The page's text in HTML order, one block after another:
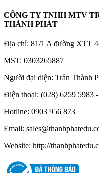
CÔNG TY TNHH MTV
THÀNH PHÁT
Địa chỉ: 81/1 A đường XTT
MST: 0303265887
Người đại diện: Trần Thành
Điện thoại: (028) 6259 5983
Hotline: 0903 956 873
Email:
Website: http://